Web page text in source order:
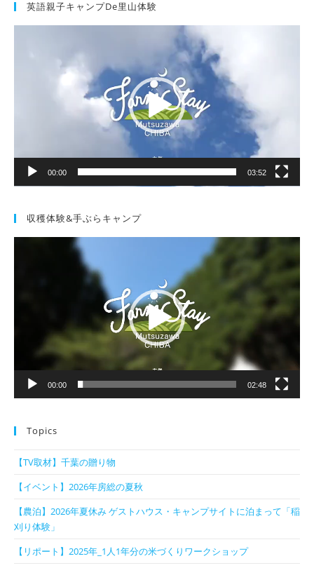
英語親子キャンプde里山体験
00:00 03:52
収穫体験&手ぶらキャンプ
00:00 02:48
Topics
【TV取材】千葉の贈り物
【イベント】2026年房総の夏秋
【農泊】2026年夏休み ゲストハウス・キャンプサイトに泊まって「稲
刈り体験」
【リポート】2025年_1人1年分の米づくりワークショップ